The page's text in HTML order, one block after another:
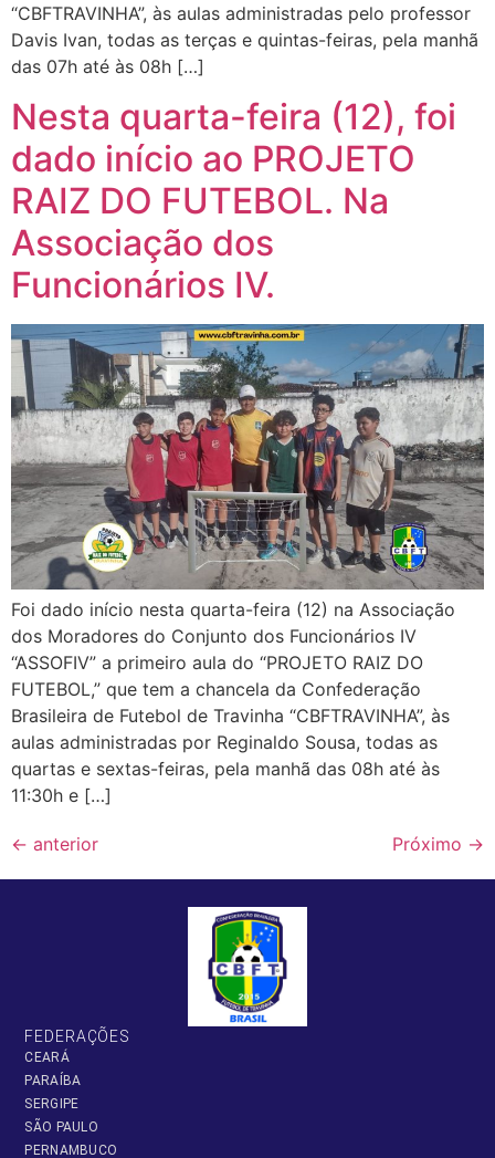
“CBFTRAVINHA”, às aulas administradas pelo professor
Davis Ivan, todas as terças e quintas-feiras, pela manhã
das 07h até às 08h […]
Nesta quarta-feira (12), foi
dado início ao PROJETO
RAIZ DO FUTEBOL. Na
Associação dos
Funcionários IV.
Foi dado início nesta quarta-feira (12) na Associação
dos Moradores do Conjunto dos Funcionários IV
“ASSOFIV” a primeiro aula do “PROJETO RAIZ DO
FUTEBOL,” que tem a chancela da Confederação
Brasileira de Futebol de Travinha “CBFTRAVINHA”, às
aulas administradas por Reginaldo Sousa, todas as
quartas e sextas-feiras, pela manhã das 08h até às
11:30h e […]
← anterior Próximo →
FEDERAÇÕES
CEARÁ
PARAÍBA
SERGIPE
SÃO PAULO
PERNAMBUCO